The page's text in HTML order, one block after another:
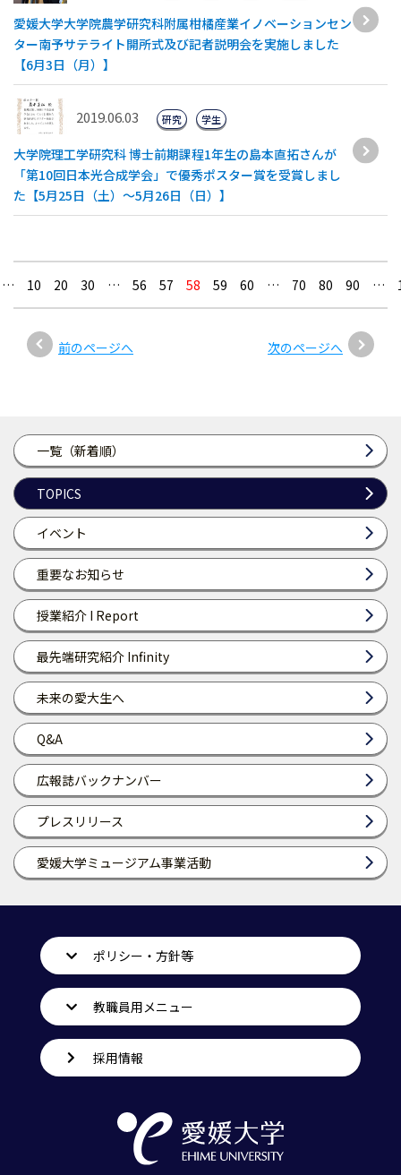
一覧（新着順）
TOPICS
イベント
重要なお知らせ
授業紹介 I Report
最先端研究紹介 Infinity
未来の愛大生へ
Q&A
広報誌バックナンバー
プレスリリース
愛媛大学ミュージアム事業活動
愛媛大学大学院農学研究科附属柑橘産業イノベーションセン
ター南予サテライト開所式及び記者説明会を実施しました
【6月3日（月）】
2019.06.03
大学院理工学研究科 博士前期課程1年生の島本直拓さんが
「第10回日本光合成学会」で優秀ポスター賞を受賞しまし
た【5月25日（土）～5月26日（日）】
研究 学生
前のページへ
… 10 20 30 … 56 57 58 59 60 … 70 80 90 …
次のページへ
ポリシー・方針等
教職員用メニュー
採用情報